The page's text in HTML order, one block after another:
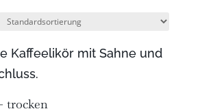
trocken